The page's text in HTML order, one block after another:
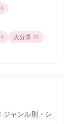
大分県 20
ジャンル別・シ